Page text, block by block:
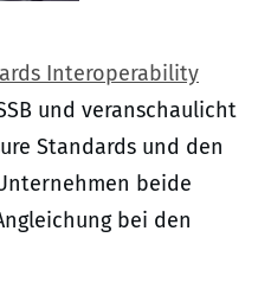
Interoperability
und veranschaulicht
Standards und den
beide
bei den